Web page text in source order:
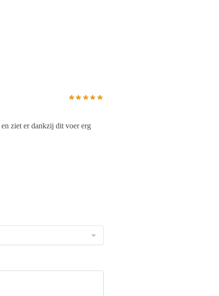
ziet er dankzij dit voer erg